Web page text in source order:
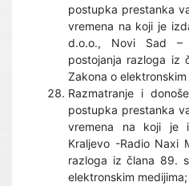
postupka prestanka
vremena na koji je
d.o.o., Novi Sad –
postojanja razloga iz
Zakona o elektronskim
Razmatranje i
postupka prestanka
vremena na koji je
Kraljevo -Radio Naxi
razloga iz člana 89.
elektronskim medijima;